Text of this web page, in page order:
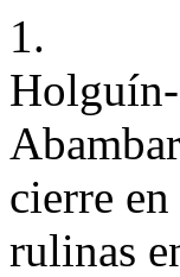
1.
cierre
rulinas